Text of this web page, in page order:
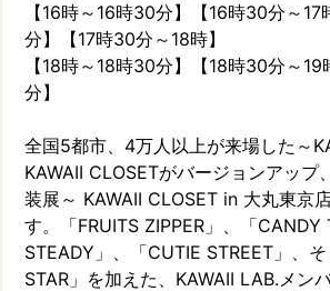
【16時～16時30分】【16時30分～
分】【17時30分～18時】
【18時～18時30分】【18時30分～
分】
全国5都市、4万⼈以上が来場した～
KAWAII CLOSETがバージョンアップ
装展～ KAWAII CLOSET in 大丸東京
す。「FRUITS ZIPPER」、「
STEADY」、「CUTIE STREET」、
STAR」を加えた、KAWAII LAB.メン